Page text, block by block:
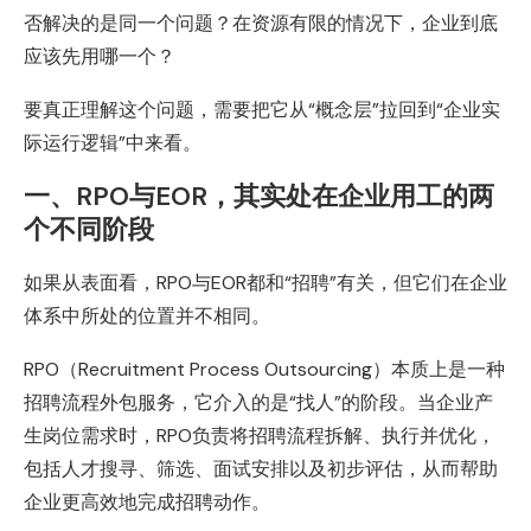
否解决的是同一个问题？在资源有限的情况下，企业到底
应该先用哪一个？
要真正理解这个问题，需要把它从“概念层”拉回到“企业实
际运行逻辑”中来看。
一、RPO与EOR，其实处在企业用工的两
个不同阶段
如果从表面看，RPO与EOR都和“招聘”有关，但它们在企业
体系中所处的位置并不相同。
RPO（Recruitment Process Outsourcing）本质上是一种
招聘流程外包服务，它介入的是“找人”的阶段。当企业产
生岗位需求时，RPO负责将招聘流程拆解、执行并优化，
包括人才搜寻、筛选、面试安排以及初步评估，从而帮助
企业更高效地完成招聘动作。